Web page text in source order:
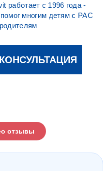
работает с 1996 года -
многим детям с РАС
отзывы